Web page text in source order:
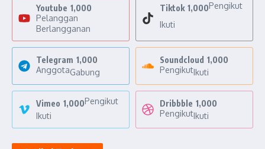
Youtube 1,000
Pelanggan
Berlangganan
Tiktok 1,000Pengikut
Ikuti
Telegram 1,000
AnggotaGabung
Soundcloud 1,000
PengikutIkuti
Vimeo 1,000Pengikut
Ikuti
Dribbble 1,000
PengikutIkuti